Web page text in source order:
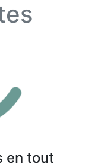
en tout